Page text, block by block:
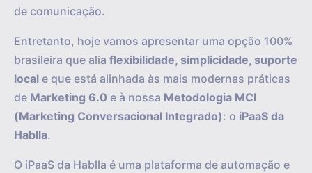
de comunicação.
Entretanto, hoje vamos apresentar uma opção 100%
brasileira que alia flexibilidade, simplicidade, suporte
local e que está alinhada às mais modernas práticas
de Marketing 6.0 e à nossa Metodologia MCI
(Marketing Conversacional Integrado): o iPaaS da
Hablla.
O iPaaS da Hablla é uma plataforma de automação e